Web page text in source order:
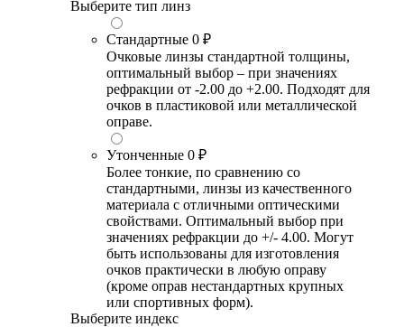
Выберите тип линз
Стандартные 0 ₽
Очковые линзы стандартной толщины,
оптимальный выбор – при значениях
рефракции от -2.00 до +2.00. Подходят для
очков в пластиковой или металлической
оправе.
Утонченные 0 ₽
Более тонкие, по сравнению со
стандартными, линзы из качественного
материала с отличными оптическими
свойствами. Оптимальный выбор при
значениях рефракции до +/- 4.00. Могут
быть использованы для изготовления
очков практически в любую оправу
(кроме оправ нестандартных крупных
или спортивных форм).
Выберите индекс